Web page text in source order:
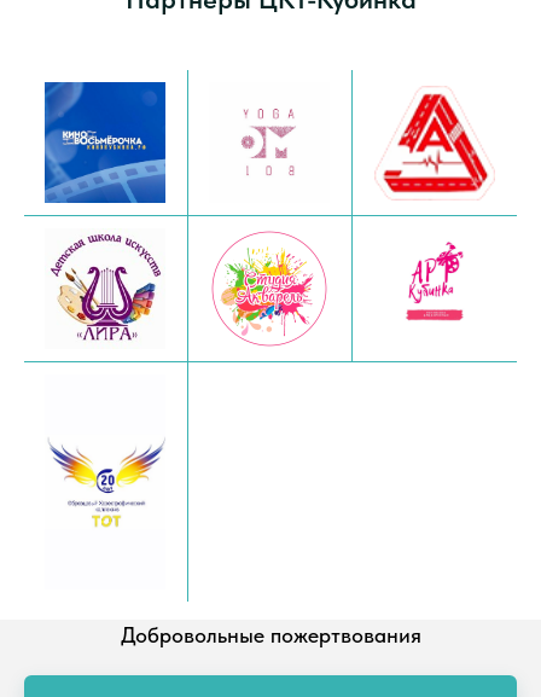
Добровольные пожертвования